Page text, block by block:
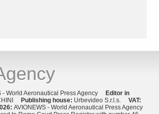
- World Aeronautical Press Agency
Editor in
Publishing house: Urbevideo S.r.l.s. VAT:
AVIONEWS - World Aeronautical Press Agency